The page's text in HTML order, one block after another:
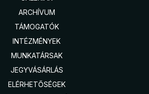
ARCHÍVUM
TÁMOGATÓK
INTÉZMÉNYEK
MUNKATÁRSAK
JEGYVÁSÁRLÁS
ELÉRHETŐSÉGEK